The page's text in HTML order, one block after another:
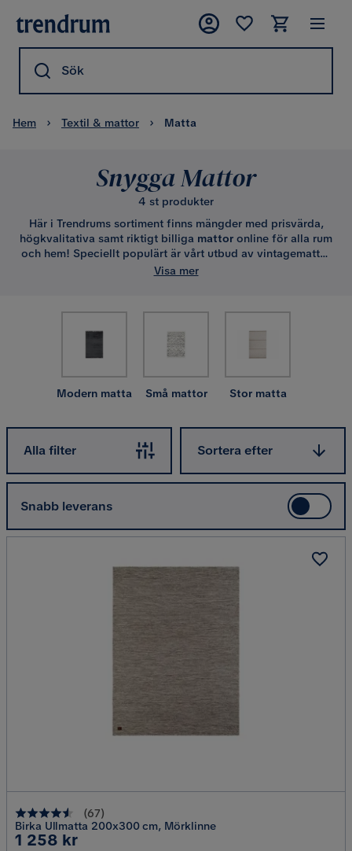
Sök
Hem Textil & mattor Matta
Snygga Mattor
4 st produkter
Här i Trendrums sortiment finns mängder med prisvärda,
högkvalitativa samt riktigt billiga mattor online för alla rum
och hem! Speciellt populärt är vårt utbud av vintagemattor
(overdyed vintage), patchworkmattor samt ryamattor.
hallmattor, trapp-, badrum- och toalettmattor. I kategorin
finner du även djurhudar som fårskinn och koskinn.
Visa mer
Modern matta Små mattor Stor matta
Alla filter
Sortera efter
Snabb leverans
(67)
Birka Ullmatta 200x300 cm, Mörklinne
Pris
1 258 kr